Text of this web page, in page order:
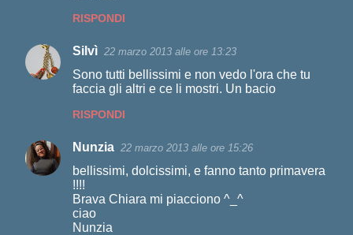
RISPONDI
Silvì 22 marzo 2013 alle ore 13:23
Sono tutti bellissimi e non vedo l'ora che tu
faccia gli altri e ce li mostri. Un bacio
RISPONDI
Nunzia 22 marzo 2013 alle ore 15:26
bellissimi, dolcissimi, e fanno tanto primavera
!!!!
Brava Chiara mi piacciono ^_^
ciao
Nunzia